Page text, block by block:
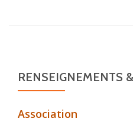
RENSEIGNEMENTS
Association